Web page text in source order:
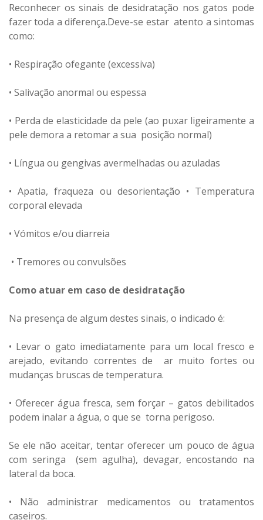
Reconhecer os sinais de desidratação nos gatos pode
fazer toda a diferença.Deve-se estar atento a sintomas
como:
• Respiração ofegante (excessiva)
• Salivação anormal ou espessa
• Perda de elasticidade da pele (ao puxar ligeiramente a
pele demora a retomar a sua posição normal)
• Língua ou gengivas avermelhadas ou azuladas
• Apatia, fraqueza ou desorientação • Temperatura
corporal elevada
• Vómitos e/ou diarreia
• Tremores ou convulsões
Como atuar em caso de desidratação
Na presença de algum destes sinais, o indicado é:
• Levar o gato imediatamente para um local fresco e
arejado, evitando correntes de ar muito fortes ou
mudanças bruscas de temperatura.
• Oferecer água fresca, sem forçar – gatos debilitados
podem inalar a água, o que se torna perigoso.
Se ele não aceitar, tentar oferecer um pouco de água
com seringa (sem agulha), devagar, encostando na
lateral da boca.
• Não administrar medicamentos ou tratamentos
caseiros.